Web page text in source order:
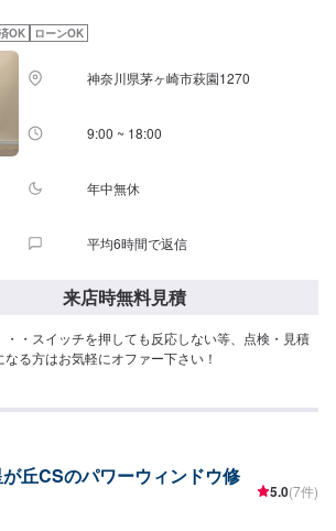
OK ローンOK
神奈川県茅ヶ崎市萩園1270
9:00 ~ 18:00
年中無休
平均6時間で返信
来店時無料見積
・スイッチを押しても反応しない等、点検・見積
る方はお気軽にオファー下さい！
丘CSのパワーウィンドウ修
5.0(7件)